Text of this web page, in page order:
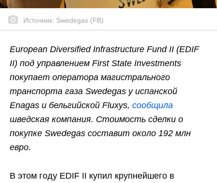
Источник: Swedegas (FB)
European Diversified Infrastructure Fund II (EDIF
II) под управлением First State Investments
покупает оператора магистрального
транспорта газа Swedegas у испанской
Enagas и бельгийской Fluxys, сообщила
шведская компания. Стоимость сделки о
покупке Swedegas составит около 192 млн
евро.
В этом году EDIF II купил крупнейшего в